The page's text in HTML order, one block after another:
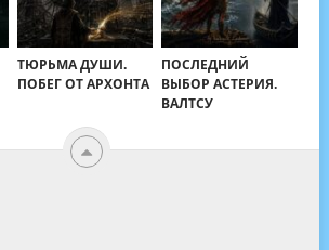
ТЮРЬМА ДУШИ.
ПОБЕГ ОТ АРХОНТА
ПОСЛЕДНИЙ
ВЫБОР АСТЕРИЯ.
ВАЛТСУ